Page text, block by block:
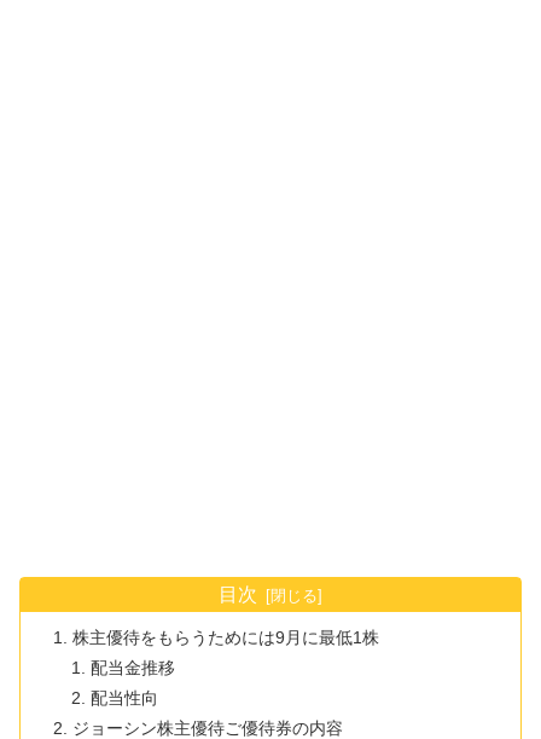
目次
株主優待をもらうためには9月に最低1株
配当金推移
配当性向
ジョーシン株主優待ご優待券の内容